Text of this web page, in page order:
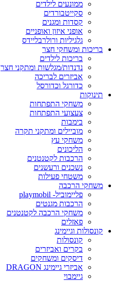
ממונעים לילדים
סקייטבורדים
קסדות ומגנים
אופני איזון ואופניים
גלגיליות ורולרבליידס
בריכות ומשחקי חצר
בריכות לילדים
נדנדות/מגלשות ומתקני חצר
אביזרים לבריכה
כדורגל וכדורסל
תינוקות
משחקי התפתחות
צעצועי התפתחות
בימבות
מוביילים ומתקני תקרה
משחקי עץ
הליכונים
הרכבות לקטנטנים
נשכנים ורעשנים
משטחי פעילות
משחקי הרכבה
פליימוביל- playmobil
הרכבות מגנטים
משחקי הרכבה לקטנטנים
פאזלים
קונסולות וגיימינג
קונסולות
בקרים ואביזרים
דיסקים ומשחקים
אביזרי גיימינג DRAGON
גיימבוי